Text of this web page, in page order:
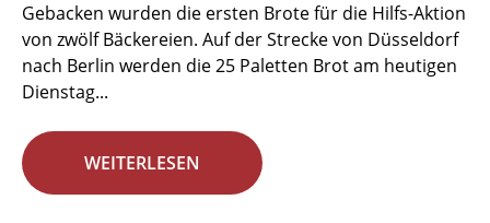
Gebacken wurden die ersten Brote für die Hilfs-Aktion
von zwölf Bäckereien. Auf der Strecke von Düsseldorf
nach Berlin werden die 25 Paletten Brot am heutigen
Dienstag...
WEITERLESEN